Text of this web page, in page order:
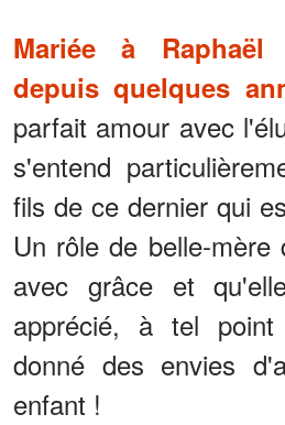
Mariée à Raphaël
depuis quelques
parfait amour avec
s'entend
fils de ce dernier qui
Un rôle de belle-mère
avec grâce et
apprécié, à tel
donné des envies
enfant !